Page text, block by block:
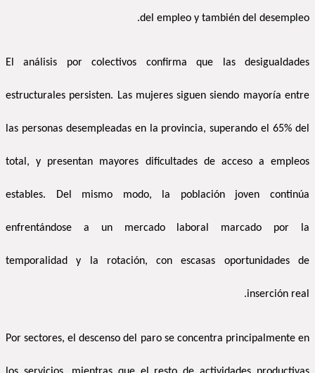
del empleo y también del desempleo.
El análisis por colectivos confirma que las desigualdades
estructurales persisten. Las mujeres siguen siendo mayoría entre
las personas desempleadas en la provincia, superando el 65% del
total, y presentan mayores dificultades de acceso a empleos
estables. Del mismo modo, la población joven continúa
enfrentándose a un mercado laboral marcado por la
temporalidad y la rotación, con escasas oportunidades de
inserción real.
Por sectores, el descenso del paro se concentra principalmente en